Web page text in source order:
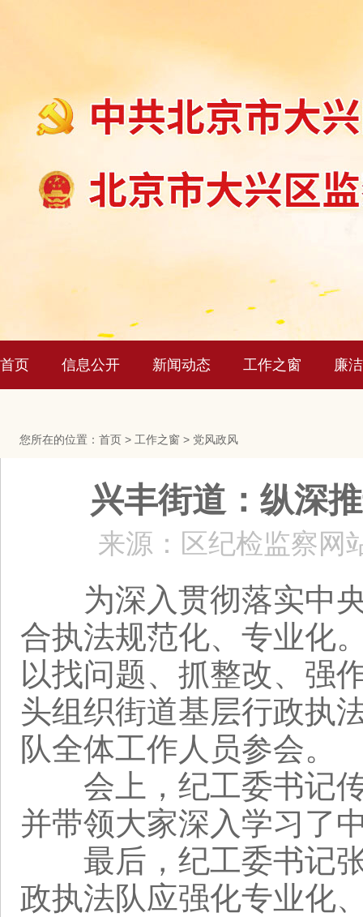
首页 信息公开 新闻动态 工作之窗 廉
您所在的位置： 首页 > 工作之窗 > 党风政风
兴丰街道：纵深
来源：区纪检监察网
为深入贯彻落实中央
合执法规范化、专业化
以找问题、抓整改、强
头组织街道基层行政执
队全体工作人员参会。
会上，纪工委书记传
并带领大家深入学习了
最后，纪工委书记张
政执法队应强化专业化